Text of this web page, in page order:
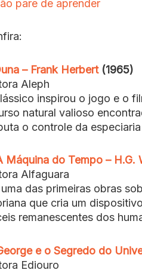
pare de aprender
– Frank Herbert(1965)
Aleph
inspirou o jogo e o
natural valioso
o controle da
Máquina do Tempo – H.G.
Alfaguara
uma das primeiras obras
que cria um
remanescentes dos
e o Segredo do
Ediouro